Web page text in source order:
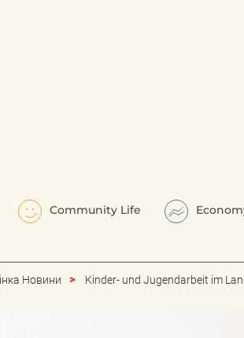
Community Life
Новини Kinder- und Jugendarbeit im